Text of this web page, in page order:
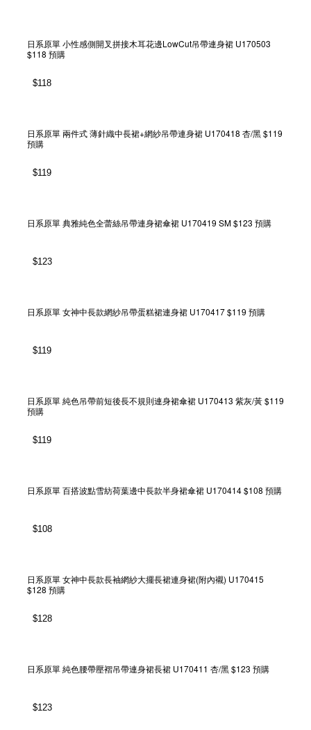
日系原單 小性感側開叉拼接木耳花邊LowCut吊帶連身裙 U170503
$118 預購
$118
日系原單 兩件式 薄針織中長裙+網紗吊帶連身裙 U170418 杏/黑 $119
預購
$119
日系原單 典雅純色全蕾絲吊帶連身裙傘裙 U170419 SM $123 預購
$123
日系原單 女神中長款網紗吊帶蛋糕裙連身裙 U170417 $119 預購
$119
日系原單 純色吊帶前短後長不規則連身裙傘裙 U170413 紫灰/黃 $119
預購
$119
日系原單 百搭波點雪紡荷葉邊中長款半身裙傘裙 U170414 $108 預購
$108
日系原單 女神中長款長袖網紗大擺長裙連身裙(附內襯) U170415
$128 預購
$128
日系原單 純色腰帶壓褶吊帶連身裙長裙 U170411 杏/黑 $123 預購
$123